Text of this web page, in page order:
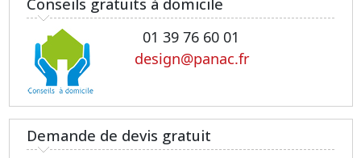
Conseils gratuits à domicile
01 39 76 60 01
design@panac.fr
Demande de devis gratuit